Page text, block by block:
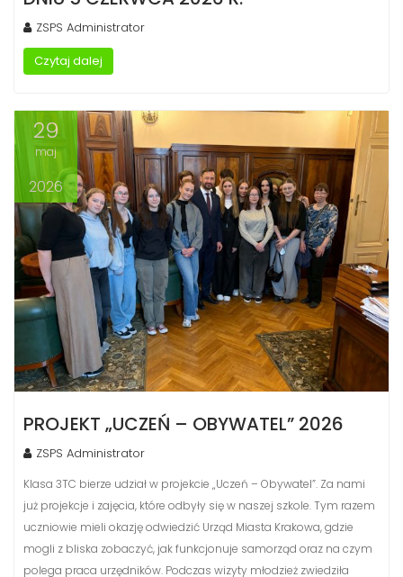
ZSPS Administrator
Czytaj dalej
29
maj
2026
PROJEKT „UCZEŃ – OBYWATEL” 2026
ZSPS Administrator
Klasa 3TC bierze udział w projekcie „Uczeń – Obywatel”. Za nami
już projekcje i zajęcia, które odbyły się w naszej szkole. Tym razem
uczniowie mieli okazję odwiedzić Urząd Miasta Krakowa, gdzie
mogli z bliska zobaczyć, jak funkcjonuje samorząd oraz na czym
polega praca urzędników. Podczas wizyty młodzież zwiedziła